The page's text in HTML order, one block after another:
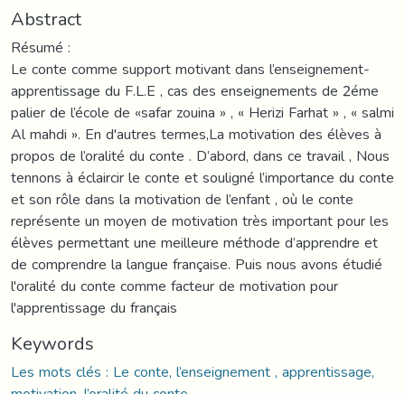
Abstract
Résumé :
Le conte comme support motivant dans l’enseignement-
apprentissage du F.L.E , cas des enseignements de 2éme
palier de l’école de «safar zouina » , « Herizi Farhat » , « salmi
Al mahdi ». En d'autres termes,La motivation des élèves à
propos de l’oralité du conte . D’abord, dans ce travail , Nous
tennons à éclaircir le conte et souligné l’importance du conte
et son rôle dans la motivation de l’enfant , où le conte
représente un moyen de motivation très important pour les
élèves permettant une meilleure méthode d’apprendre et
de comprendre la langue française. Puis nous avons étudié
l'oralité du conte comme facteur de motivation pour
l'apprentissage du français
Keywords
Les mots clés : Le conte, l’enseignement , apprentissage,